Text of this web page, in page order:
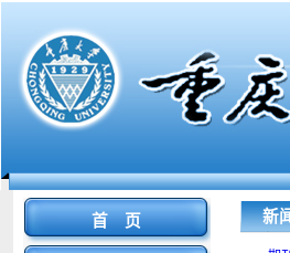
首 页 新